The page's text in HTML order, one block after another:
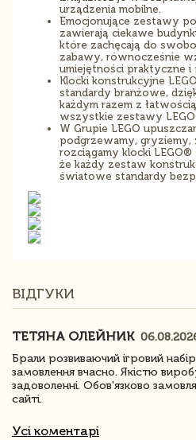
urządzenia mobilne.
Emocjonujące zestawy
zawierają ciekawe
które zachęcają do
zabawy, równocześnie
umiejętności praktyczne i
Klocki konstrukcyjne
standardy branżowe,
każdym razem z
wszystkie zestawy
W Grupie LEGO
podgrzewamy, gryziemy,
rozciągamy klocki
że każdy zestaw
światowe standardy
ВІДГУКИ
ТЕТЯНА ОЛЕЙНИК
Брали розвиваючий ігровий
замовлення вчасно. Якістю
задоволенні. Обов'язково
сайті.
Усі коментарі